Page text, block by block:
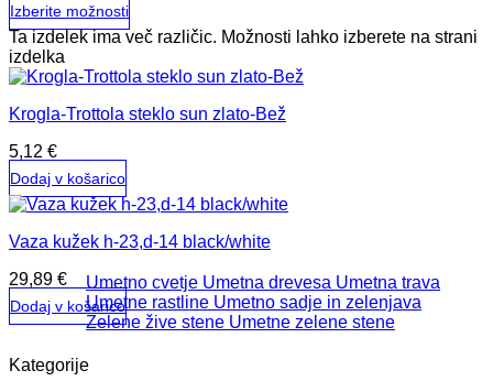
Umetno cvetje Umetna drevesa Umetna trava
Umetne rastline Umetno sadje in zelenjava
Zelene žive stene Umetne zelene stene
Izberite možnosti
Ta izdelek ima več različic. Možnosti lahko izberete na strani
izdelka
Krogla-Trottola steklo sun zlato-Bež
5,12 €
Dodaj v košarico
Vaza kužek h-23,d-14 black/white
29,89 €
Dodaj v košarico
Kategorije